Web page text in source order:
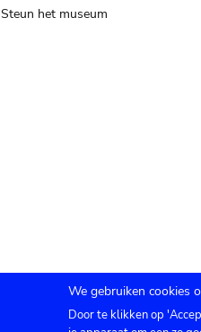
Steun het museum
We gebruiken cookies
Door te klikken op